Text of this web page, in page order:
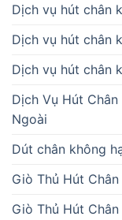
Dịch vụ hút chân
Dịch vụ hút chân
Dịch vụ hút chân
Dịch Vụ Hút
Ngoài
Dút chân không
Giò Thủ Hút
Giò Thủ Hút